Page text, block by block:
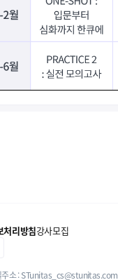
처리방침강사모집
주소 : STunitas_cs@stunitas.com